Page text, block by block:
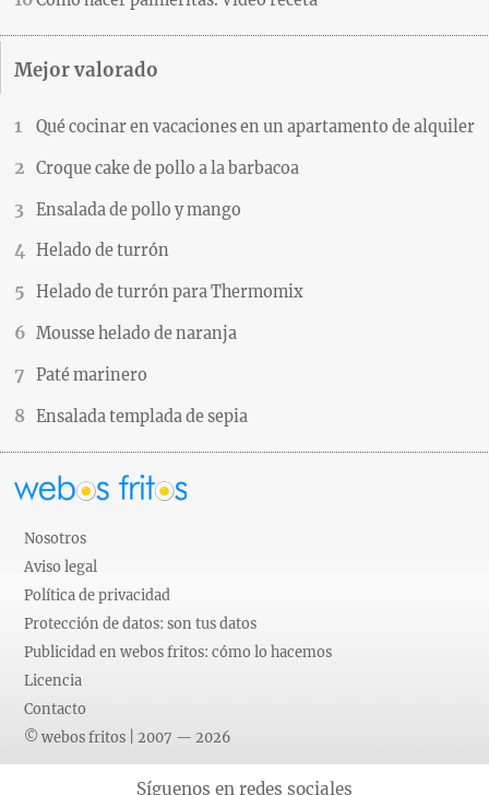
Mejor valorado
Qué cocinar en vacaciones en un apartamento de alquiler
Croque cake de pollo a la barbacoa
Ensalada de pollo y mango
Helado de turrón
Helado de turrón para Thermomix
Mousse helado de naranja
Paté marinero
Ensalada templada de sepia
Nosotros
Aviso legal
Política de privacidad
Protección de datos: son tus datos
Publicidad en webos fritos: cómo lo hacemos
Licencia
Contacto
© webos fritos | 2007 — 2026
Síguenos en redes sociales